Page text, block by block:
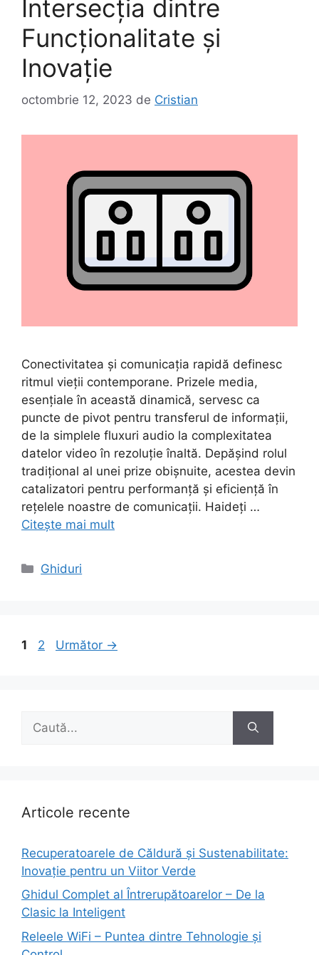
Intersecția dintre
Funcționalitate și
Inovație
octombrie 12, 2023 de Cristian
Conectivitatea și comunicația rapidă definesc
ritmul vieții contemporane. Prizele media,
esențiale în această dinamică, servesc ca
puncte de pivot pentru transferul de informații,
de la simplele fluxuri audio la complexitatea
datelor video în rezoluție înaltă. Depășind rolul
tradițional al unei prize obișnuite, acestea devin
catalizatori pentru performanță și eficiență în
rețelele noastre de comunicații. Haideți …
Citește mai mult
Categorii
Ghiduri
Pagina
1 Pagina
2 Următor →
după:
Articole recente
Recuperatoarele de Căldură și Sustenabilitate:
Inovație pentru un Viitor Verde
Ghidul Complet al Întrerupătoarelor – De la
Clasic la Inteligent
Releele WiFi – Puntea dintre Tehnologie și